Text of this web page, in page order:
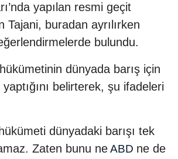
yapılan resmi geçit
Tajani, buradan ayrılırken
bulundu.
dünyada barış için
belirterek, şu ifadeleri
dünyadaki barışı tek
Zaten bunu neABD ne de